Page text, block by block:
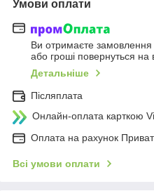
Умови оплати
Ви отримаєте замовлення
або гроші повернуться на
Детальніше
Післяплата
Онлайн-оплата карткою
Оплата на рахунок
Всі умови оплати